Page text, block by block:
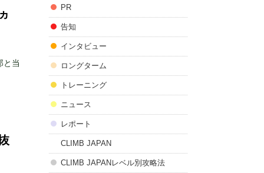
と当
PR
告知
インタビュー
ロングターム
トレーニング
ニュース
レポート
CLIMB JAPAN
CLIMB JAPANレベル別攻略法